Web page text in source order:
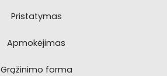
Pristatymas
Apmokėjimas
Grąžinimo forma